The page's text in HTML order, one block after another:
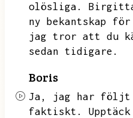
olösliga.
ny bekantskap för
jag tror att du
sedan tidigare.
Boris
Ja,
jag har följt
faktiskt.